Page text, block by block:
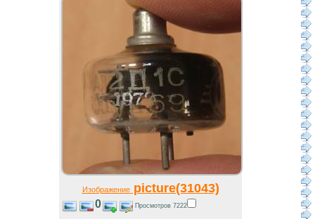
Изображениеpicture(31043)
0 Просмотров 7222